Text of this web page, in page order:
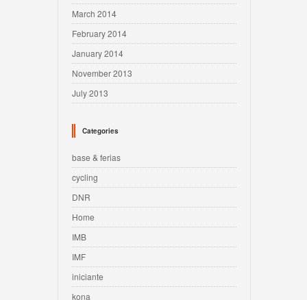
March 2014
February 2014
January 2014
November 2013
July 2013
Categories
base & ferias
cycling
DNR
Home
IMB
IMF
iniciante
kona